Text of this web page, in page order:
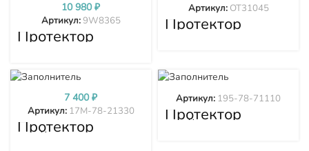
Протектор
рыхлителя
Артикул:9W8365
10 980₽
Протектор
рыхлителя
Артикул: OT31045
Протектор
стойки
Артикул: 17M-78-21330
7 400₽
Протектор
стойки
Артикул: 195-78-71110